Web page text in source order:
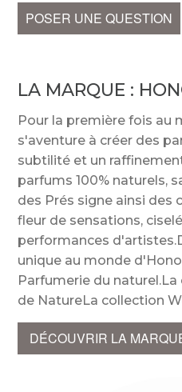
POSER UNE QUESTION
LA MARQUE :
Pour la première fois au
s'aventure à créer des
subtilité et un
parfums 100% naturels,
des Prés signe ainsi des
fleur de sensations,
performances
unique au monde
Parfumerie du
de NatureLa collection
DÉCOUVRIR LA